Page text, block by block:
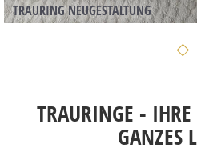
TRAURING NEUGESTALTUNG
TRAURINGE -
GANZES